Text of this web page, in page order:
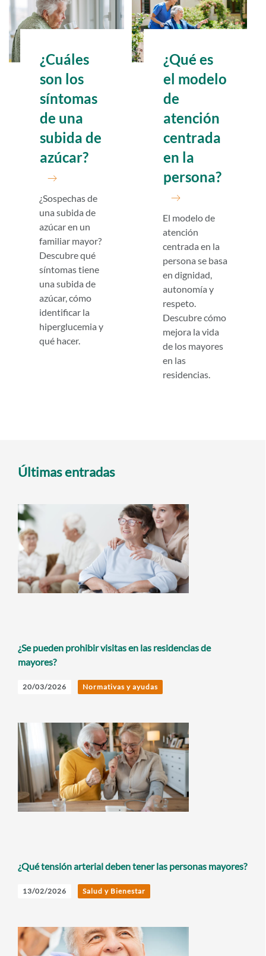
¿Cuáles
son los
síntomas
de una
subida de
azúcar?
¿Sospechas de
una subida de
azúcar en un
familiar mayor?
Descubre qué
síntomas tiene
una subida de
azúcar, cómo
identificar la
hiperglucemia y
qué hacer.
¿Qué es
el modelo
de
atención
centrada
en la
persona?
El modelo de
atención
centrada en la
persona se basa
en dignidad,
autonomía y
respeto.
Descubre cómo
mejora la vida
de los mayores
en las
residencias.
Últimas entradas
¿Se pueden prohibir visitas en las residencias de
mayores?
20/03/2026 Normativas y ayudas
¿Qué tensión arterial deben tener las personas mayores?
13/02/2026 Salud y Bienestar